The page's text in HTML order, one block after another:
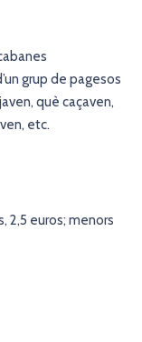
grup de pagesos
què caçaven,
etc.
2,5 euros; menors